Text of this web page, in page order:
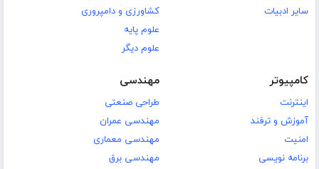
سایر ادبیات
کشاورزی و دامپروری
علوم پایه
علوم دیگر
کامپیوتر
اینترنت
آموزش و ترفند
امنیت
برنامه نویسی
مهندسی
طراحی صنعتی
مهندسی عمران
مهندسی معماری
مهندسی برق